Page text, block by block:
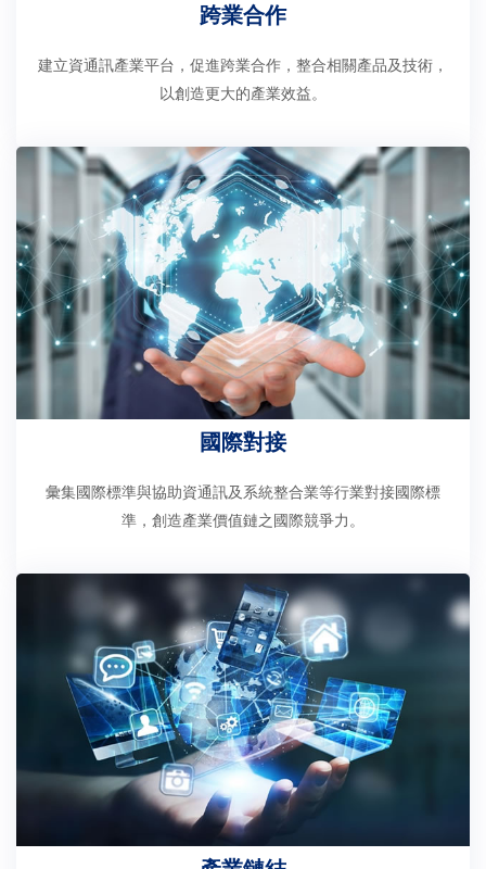
跨業合作
建立資通訊產業平台，促進跨業合作，整合相關產品及技術，
以創造更大的產業效益。
國際對接
彙集國際標準與協助資通訊及系統整合業等行業對接國際標
準，創造產業價值鏈之國際競爭力。